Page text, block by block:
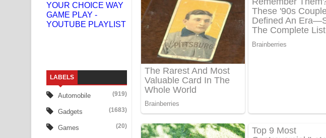
Doni Song Lyrics - දෝණි ගීතයේ පද පෙළ
Benthara Palame Song Lyrics - බෙන්තර පාලමේ ගීතයේ පද පෙළ
Sanda Babalena Song Lyrics - සඳ බැබලෙන ගීතයේ පද පෙළ
Adare Wadi Nisa Song Lyrics - ආදරේ වැඩි නිසා ගීතයේ පද පෙළ
UNUHUMA Song Lyrics - උණුහුම ගීතයේ පද පෙළ
Katakara Song Lyrics - කටකාර ගීතයේ පද පෙළ
YOUR CHOICE WAY
GAME PLAY -
YOUTUBE PLAYLIST
LABELS
Automobile (919)
Gadgets (1683)
Games (20)